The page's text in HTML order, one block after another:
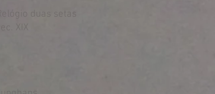
Relógio duas setas